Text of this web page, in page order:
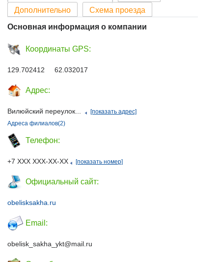
Дополнительно
Схема проезда
Основная информация о компании
Координаты GPS:
129.702412 62.032017
Адрес:
Вилюйский переулок...
[показать адрес]
Адреса филиалов(2)
Телефон:
+7 ХХХ ХХХ-ХХ-ХХ [показать номер]
Официальный сайт:
obelisksakha.ru
Email:
obelisk_sakha_ykt@mail.ru